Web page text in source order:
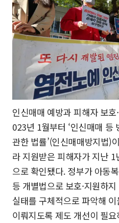
인신매매 예방과 피해자 보
023년 1월부터 ‘인신매매 등
관한 법률’(인신매매방지법)
라 지원받은 피해자가 지난
으로 확인됐다. 정부가 아동
등 개별법으로 보호·지원하
실태를 구체적으로 파악해
이뤄지도록 제도 개선이 필